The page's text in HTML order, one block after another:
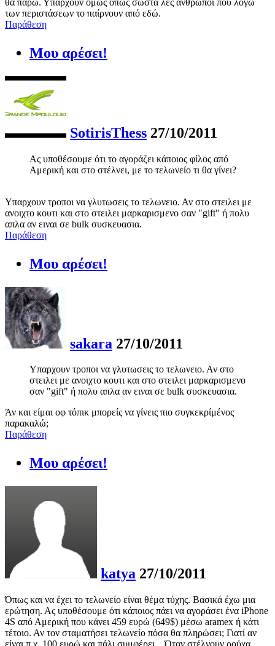
των περιστάσεων το παίρνουν από εδώ.
Παράθεση
Μου αρέσει!
SotirisThess 27/10/2011
Ας υποθέσουμε ότι το αγοράζει κάποιος φίλος από
Αμερική και στο στέλνει, με το τελωνείο τι θα γίνει?
Υπαρχουν τροποι να γλυτωσεις το τελωνειο. Αν στο στειλει με
ανοιχτο κουτι και στο στειλει μαρκαρισμενο σαν "gift" ή πολυ
απλα αν ειναι σε bulk συσκευασια.
Παράθεση
Μου αρέσει!
sakara 27/10/2011
Υπαρχουν τροποι να γλυτωσεις το τελωνειο. Αν στο
στειλει με ανοιχτο κουτι και στο στειλει μαρκαρισμενο
σαν "gift" ή πολυ απλα αν ειναι σε bulk συσκευασια.
Άν και είμαι οφ τόπικ μπορείς να γίνεις πιο συγκεκρίμένος
παρακαλώ;
Παράθεση
Μου αρέσει!
katya 27/10/2011
Όπως και να έχει το τελωνείο είναι θέμα τύχης. Βασικά έχω μια
ερώτηση. Ας υποθέσουμε ότι κάποιος πάει να αγοράσει ένα iPhone
4S από Αμερική που κάνει 459 ευρώ (649$) μέσω aramex ή κάτι
τέτοιο. Αν τον σταματήσει τελωνείο πόσα θα πληρώσει; Γιατί αν